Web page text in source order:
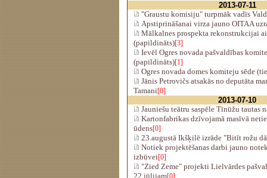
2013-07-11
"Graustu komisiju" turpmāk vadīs
Apstiprināšanai virza jauno OITAA
Mālkalnes prospekta rekonstrukcijai
(papildināts)[3]
Ievēl Ogres novada pašvaldības
(papildināts)[1]
Ogres novada domes komiteju sēde
Jānis Petrovičs atsakās no deputāta
Tamani[0]
2013-07-10
Jauniešu teātru saspēle Tīnūžu tautas
Kartonfabrikas dzīvojamā masīvā
ūdens[0]
23.augustā Ikšķilē izrāde "Bitīt rožu
Notiek projektēšanas darbi jauno
izbūvei[0]
"Zied Zeme" projekti Lielvārdes
22.jūlijam[0]